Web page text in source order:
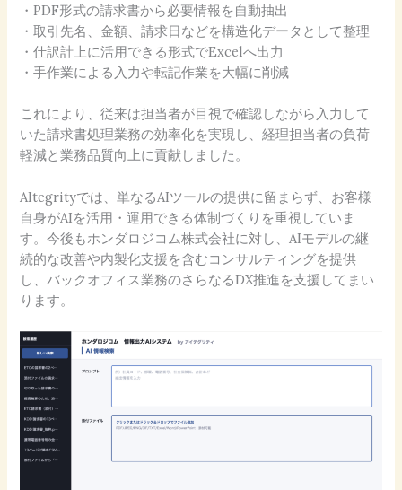
・PDF形式の請求書から必要情報を自動抽出
・取引先名、金額、請求日などを構造化データとして整理
・仕訳計上に活用できる形式でExcelへ出力
・手作業による入力や転記作業を大幅に削減
これにより、従来は担当者が目視で確認しながら入力して
いた請求書処理業務の効率化を実現し、経理担当者の負荷
軽減と業務品質向上に貢献しました。
AItegrityでは、単なるAIツールの提供に留まらず、お客様
自身がAIを活用・運用できる体制づくりを重視していま
す。今後もホンダロジコム株式会社に対し、AIモデルの継
続的な改善や内製化支援を含むコンサルティングを提供
し、バックオフィス業務のさらなるDX推進を支援してまい
ります。